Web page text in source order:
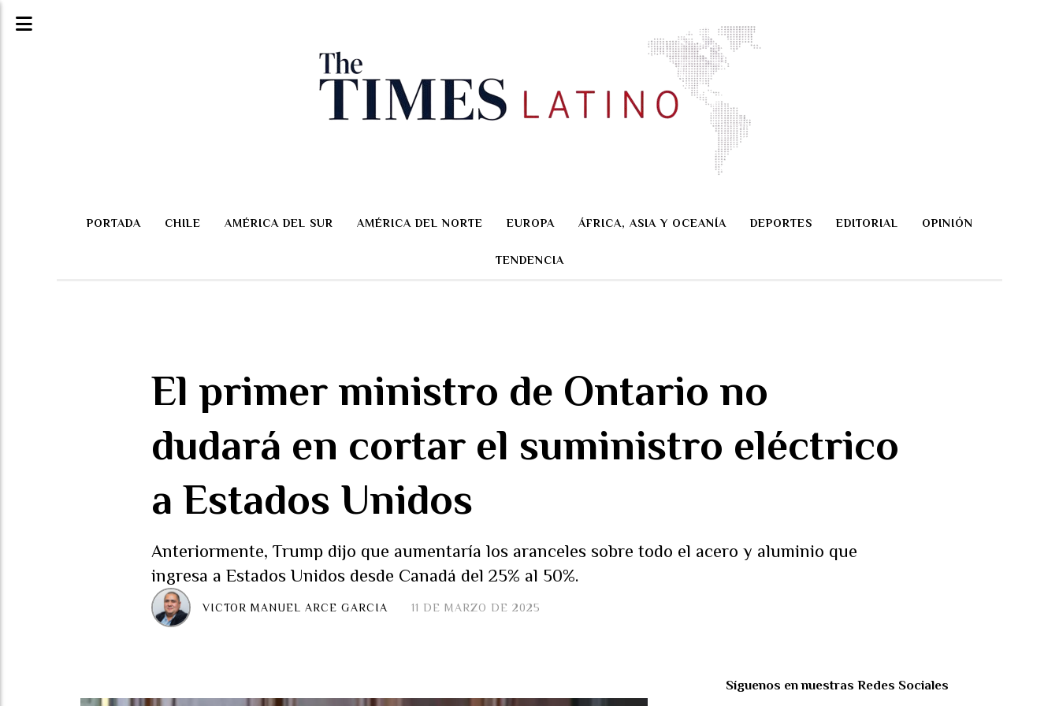
PORTADA CHILE AMÉRICA DEL SUR AMÉRICA DEL NORTE EUROPA ÁFRICA, ASIA Y OCEANÍA DEPORTES EDITORIAL OPINIÓN
TENDENCIA
El primer ministro de Ontario no
dudará en cortar el suministro eléctrico
a Estados Unidos
Anteriormente, Trump dijo que aumentaría los aranceles sobre todo el acero y aluminio que
ingresa a Estados Unidos desde Canadá del 25% al ​​50%.
11 DE MARZO DE 2025
VICTOR MANUEL ARCE GARCIA
Síguenos en nuestras Redes Sociales